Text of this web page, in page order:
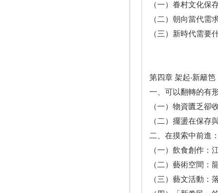
（一）眷村文化保
（二）朝向當代需
（三）新時代需要
第四章 架起‧新籬笆
一、可以翻轉的有
（一）物資匱乏卻
（二）擺盪在保存
二、在摸索中前進
（一）飲食創作：
（二）藝術空間：
（三）藝文活動：